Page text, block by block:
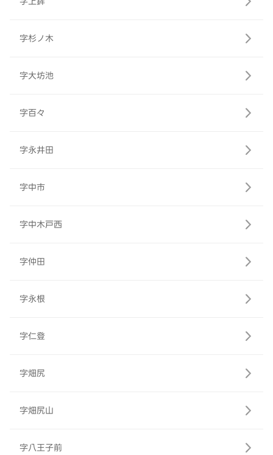
字杉ノ木
字大坊池
字百々
字永井田
字中市
字中木戸西
字仲田
字永根
字仁登
字畑尻
字畑尻山
字八王子前